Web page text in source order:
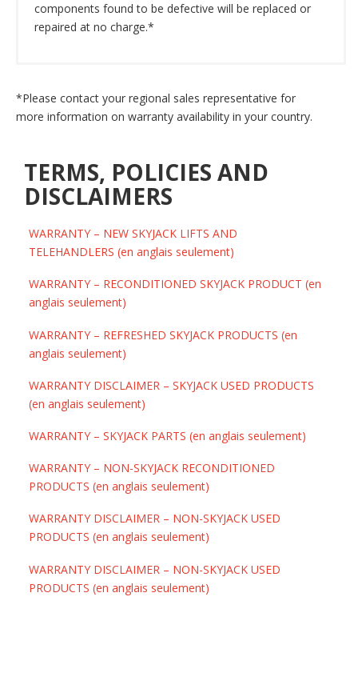
components found to be defective will be replaced or
repaired at no charge.*
*Please contact your regional sales representative for
more information on warranty availability in your country.
TERMS, POLICIES AND
DISCLAIMERS
WARRANTY – NEW SKYJACK LIFTS AND
TELEHANDLERS (en anglais seulement)
WARRANTY – RECONDITIONED SKYJACK PRODUCT (en
anglais seulement)
WARRANTY – REFRESHED SKYJACK PRODUCTS (en
anglais seulement)
WARRANTY DISCLAIMER – SKYJACK USED PRODUCTS
(en anglais seulement)
WARRANTY – SKYJACK PARTS (en anglais seulement)
WARRANTY – NON-SKYJACK RECONDITIONED
PRODUCTS (en anglais seulement)
WARRANTY DISCLAIMER – NON-SKYJACK USED
PRODUCTS (en anglais seulement)
WARRANTY DISCLAIMER – NON-SKYJACK USED
PRODUCTS (en anglais seulement)